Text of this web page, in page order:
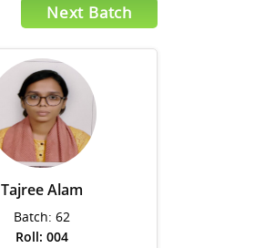
Next Batch
Tajree Alam
Batch: 62
Roll: 004